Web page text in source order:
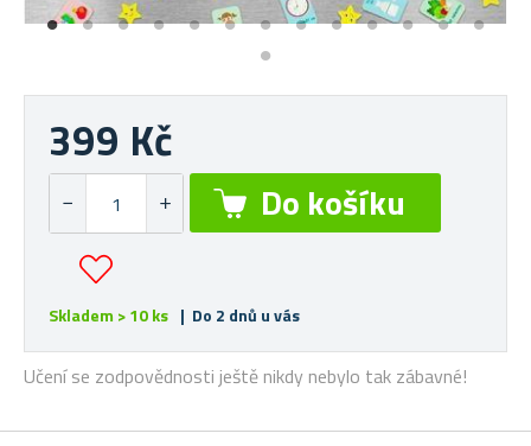
Učení se zodpovědnosti ještě nikdy nebylo tak zábavné!
399 Kč
Skladem > 10 ks | Do 2 dnů u vás